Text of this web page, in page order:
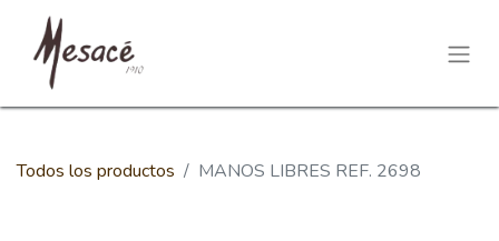
Todos los productos MANOS LIBRES REF. 2698